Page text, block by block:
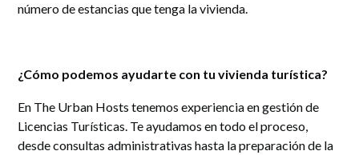
número de estancias que tenga la vivienda.
¿Cómo podemos ayudarte con tu vivienda turística?
En The Urban Hosts tenemos experiencia en gestión de
Licencias Turísticas. Te ayudamos en todo el proceso,
desde consultas administrativas hasta la preparación de la